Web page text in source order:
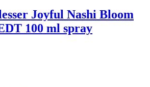
Joyful Nashi Bloom
100 ml spray